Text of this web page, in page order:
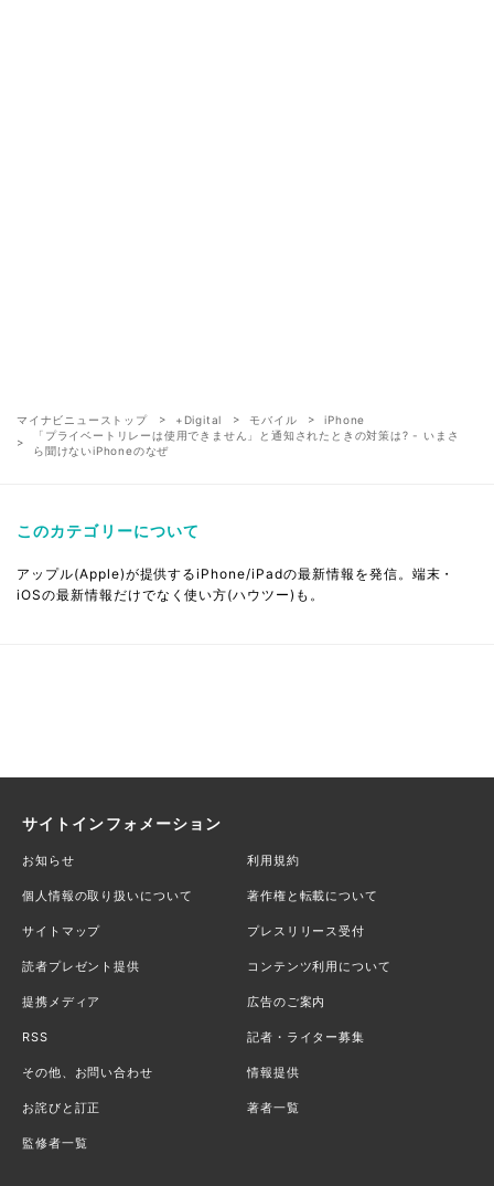
マイナビニューストップ +Digital モバイル
iPhone
「プライベートリレーは使用できません」と通知されたときの対策は? - いまさ
ら聞けないiPhoneのなぜ
このカテゴリーについて
アップル(Apple)が提供するiPhone/iPadの最新情報を発信。端末・
iOSの最新情報だけでなく使い方(ハウツー)も。
サイトインフォメーション
お知らせ 利用規約
個人情報の取り扱いについて 著作権と転載について
サイトマップ プレスリリース受付
読者プレゼント提供 コンテンツ利用について
提携メディア 広告のご案内
RSS 記者・ライター募集
その他、お問い合わせ 情報提供
お詫びと訂正 著者一覧
監修者一覧